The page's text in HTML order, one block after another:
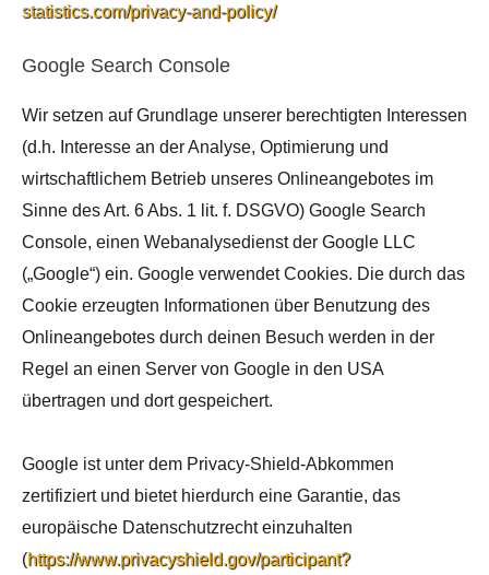
statistics.com/privacy-and-policy/
Google Search Console
Wir setzen auf Grundlage unserer berechtigten Interessen
(d.h. Interesse an der Analyse, Optimierung und
wirtschaftlichem Betrieb unseres Onlineangebotes im
Sinne des Art. 6 Abs. 1 lit. f. DSGVO) Google Search
Console, einen Webanalysedienst der Google LLC
(„Google“) ein. Google verwendet Cookies. Die durch das
Cookie erzeugten Informationen über Benutzung des
Onlineangebotes durch deinen Besuch werden in der
Regel an einen Server von Google in den USA
übertragen und dort gespeichert.
Google ist unter dem Privacy-Shield-Abkommen
zertifiziert und bietet hierdurch eine Garantie, das
europäische Datenschutzrecht einzuhalten
(https://www.privacyshield.gov/participant?